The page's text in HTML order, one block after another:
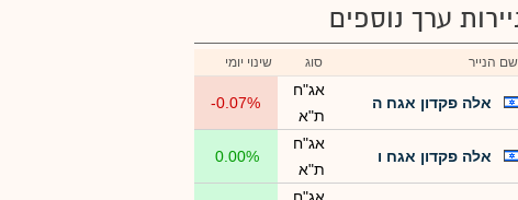
ערך נוספים
שם הנייר סוג שינוי יומי
אלה פקדון אגח ה
אג"ח
ת"א
-0.07%
אלה פקדון אגח ו
אג"ח
ת"א
0.00%